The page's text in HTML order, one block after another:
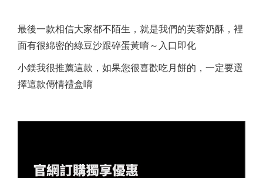
最後一款相信大家都不陌生，就是我們的芙蓉奶酥，裡
面有很綿密的綠豆沙跟碎蛋黃唷～入口即化
小鎂我很推薦這款，如果您很喜歡吃月餅的，一定要選
擇這款傳情禮盒唷